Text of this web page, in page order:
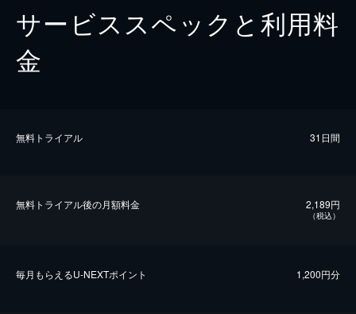
サービススペックと利用料
金
無料トライアル 31日間
無料トライアル後の⽉額料金 2,189円
（税込）
毎⽉もらえるU-NEXTポイント 1,200円分